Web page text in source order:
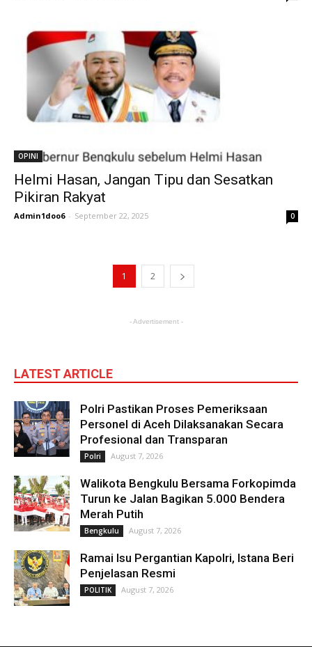
OPINI
Helmi Hasan, Jangan Tipu dan Sesatkan
Pikiran Rakyat
Admin1doo6 - September 22, 2025 0
1 2
- Advertisement -
LATEST ARTICLE
Polri Pastikan Proses Pemeriksaan
Personel di Aceh Dilaksanakan Secara
Profesional dan Transparan
Polri August 7, 2026
Walikota Bengkulu Bersama Forkopimda
Turun ke Jalan Bagikan 5.000 Bendera
Merah Putih
Bengkulu August 7, 2026
Ramai Isu Pergantian Kapolri, Istana Beri
Penjelasan Resmi
POLITIK August 7, 2026